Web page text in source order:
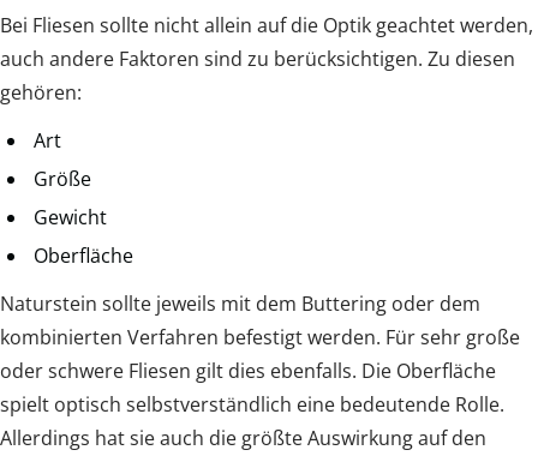
Bei Fliesen sollte nicht allein auf die Optik geachtet werden,
auch andere Faktoren sind zu berücksichtigen. Zu diesen
gehören:
Art
Größe
Gewicht
Oberfläche
Naturstein sollte jeweils mit dem Buttering oder dem
kombinierten Verfahren befestigt werden. Für sehr große
oder schwere Fliesen gilt dies ebenfalls. Die Oberfläche
spielt optisch selbstverständlich eine bedeutende Rolle.
Allerdings hat sie auch die größte Auswirkung auf den